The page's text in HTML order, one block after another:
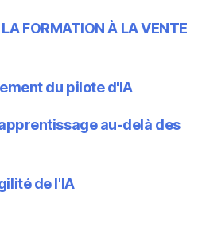
FORMATION À LA VENTE
du pilote d'IA
au-delà des
de l'IA